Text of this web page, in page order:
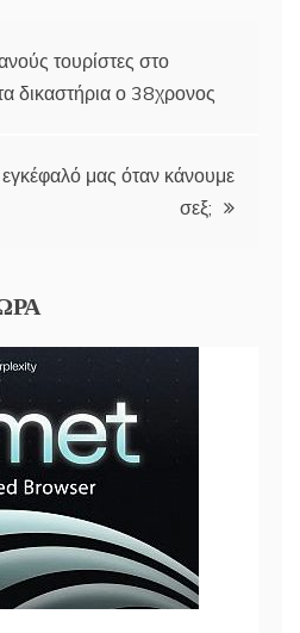
τουρίστες στο
δικαστήρια ο 38χρονος
εγκέφαλό μας όταν κάνουμε
σεξ;